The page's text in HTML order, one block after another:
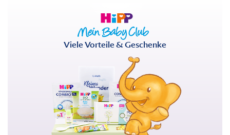
Viele Vorteile & Geschenke